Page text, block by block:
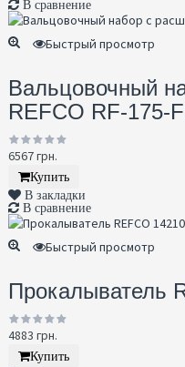
В сравнение
Быстрый просмотр
Вальцовочный
REFCO RF-175-
6567 грн.
Купить
В закладки
В сравнение
Быстрый просмотр
Прокалыватель
4883 грн.
Купить